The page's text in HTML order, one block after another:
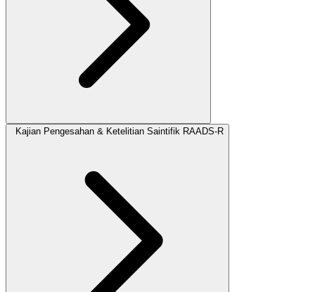
Kajian Pengesahan & Ketelitian Saintifik RAADS‑R